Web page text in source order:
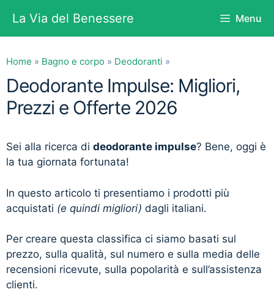
contenuto
La Via del Benessere Menu
Home » Bagno e corpo » Deodoranti »
Deodorante Impulse: Migliori,
Prezzi e Offerte 2026
Sei alla ricerca di deodorante impulse? Bene, oggi è
la tua giornata fortunata!
In questo articolo ti presentiamo i prodotti più
acquistati (e quindi migliori) dagli italiani.
Per creare questa classifica ci siamo basati sul
prezzo, sulla qualità, sul numero e sulla media delle
recensioni ricevute, sulla popolarità e sull’assistenza
clienti.